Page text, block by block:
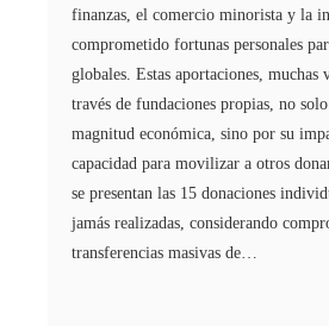
finanzas, el comercio minorista y la
comprometido fortunas personales
globales. Estas aportaciones, muchas
través de fundaciones propias, no
magnitud económica, sino por su
capacidad para movilizar a otros
se presentan las 15 donaciones
jamás realizadas, considerando
transferencias masivas de…